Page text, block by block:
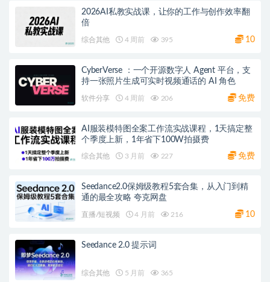
2026AI私教实战课，让你的工作与创作效率翻
倍
综合其他 4 周前 395 10
CyberVerse ：一个开源数字人 Agent 平台，支
持一张照片生成可实时视频通话的 AI 角色
软件分享 4 周前 206 免费
AI服装模特图全案工作流实战课程，1天搞定整
个季度上新，1年省下100W拍摄费
综合其他 3 月前 227 免费
Seedance2.0保姆级教程5套合集，从入门到精
通的最全攻略 夸克网盘
直播/短视频 4 月前 216 10
Seedance 2.0 提示词
综合其他 5 月前 365